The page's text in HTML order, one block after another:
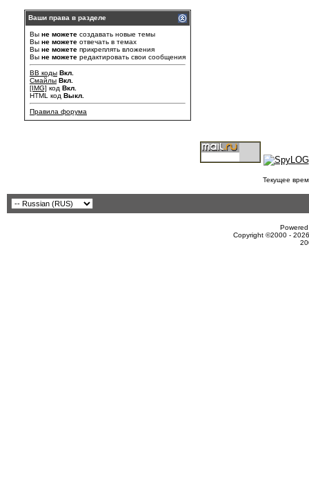
Ваши права в разделе
Вы не можете создавать новые темы
Вы не можете отвечать в темах
Вы не можете прикреплять вложения
Вы не можете редактировать свои сообщения
BB коды Вкл.
Смайлы Вкл.
[IMG] код Вкл.
HTML код Выкл.
Правила форума
Текущее
Copyright ©2000 -